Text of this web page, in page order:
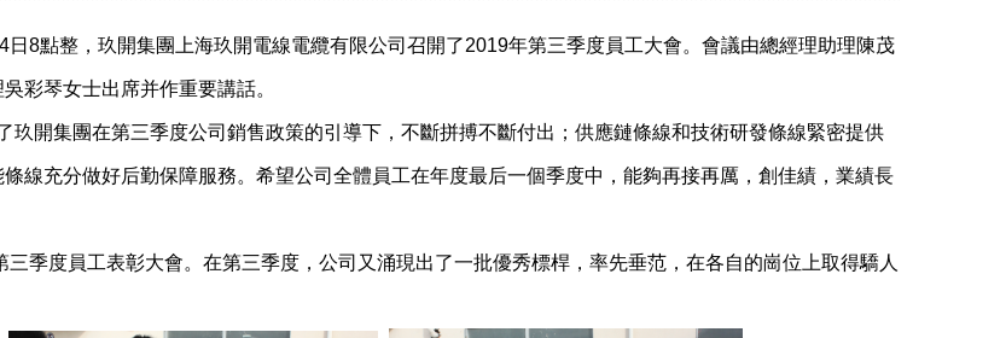
8點整，玖開集團上海玖開電線電纜有限公司召開了2019年第三季度員工大會。會議由總經理助理陳茂
彩琴女士出席并作重要講話。
開集團在第三季度公司銷售政策的引導下，不斷拼搏不斷付出；供應鏈條線和技術研發條線緊密提供
線充分做好后勤保障服務。希望公司全體員工在年度最后一個季度中，能夠再接再厲，創佳績，業績長
季度員工表彰大會。在第三季度，公司又涌現出了一批優秀標桿，率先垂范，在各自的崗位上取得驕人